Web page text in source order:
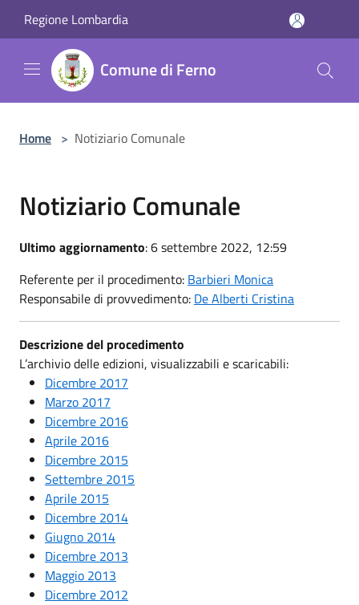
Regione Lombardia
Comune di Ferno
Home > Notiziario Comunale
Notiziario Comunale
Ultimo aggiornamento: 6 settembre 2022, 12:59
Referente per il procedimento: Barbieri Monica
Responsabile di provvedimento: De Alberti Cristina
Descrizione del procedimento
L’archivio delle edizioni, visualizzabili e scaricabili:
Dicembre 2017
Marzo 2017
Dicembre 2016
Aprile 2016
Dicembre 2015
Settembre 2015
Aprile 2015
Dicembre 2014
Giugno 2014
Dicembre 2013
Maggio 2013
Dicembre 2012